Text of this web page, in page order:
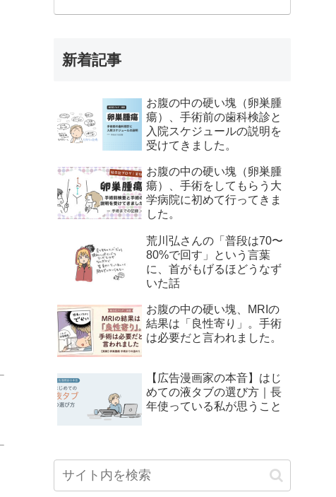
新着記事
お腹の中の硬い塊（卵巣腫
瘍）、手術前の歯科検診と
入院スケジュールの説明を
受けてきました。
お腹の中の硬い塊（卵巣腫
瘍）、手術をしてもらう大
学病院に初めて行ってきま
した。
荒川弘さんの「普段は70〜
80%で回す」という言葉
に、首がもげるほどうなず
いた話
お腹の中の硬い塊、MRIの
結果は「良性寄り」。手術
は必要だと言われました。
【広告漫画家の本音】はじ
めての液タブの選び方｜長
年使っている私が思うこと